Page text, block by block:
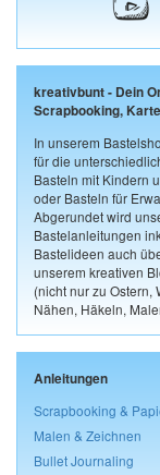
kreativbunt - Dein
Scrapbooking,
In unserem
für die
Basteln mit Kindern
oder Basteln für
Abgerundet wird
Bastelanleitungen
Bastelideen auch
unserem kreativen
(nicht nur zu
Nähen, Häkeln,
Anleitungen
Scrapbooking &
Malen & Zeichnen
Bullet Journaling